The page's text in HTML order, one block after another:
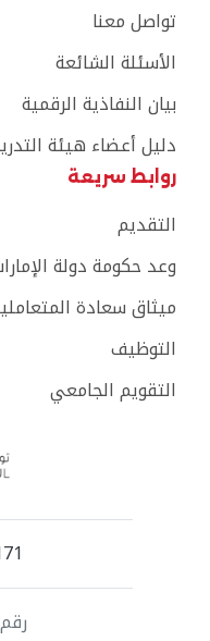
تواصل معنا
الأسئلة الشائعة
بيان النفاذية الرقمية
دليل أعضاء هيئة
روابط سريعة
التقديم
وعد حكومة دولة
ميثاق سعادة
التوظيف
التقويم الجامعي